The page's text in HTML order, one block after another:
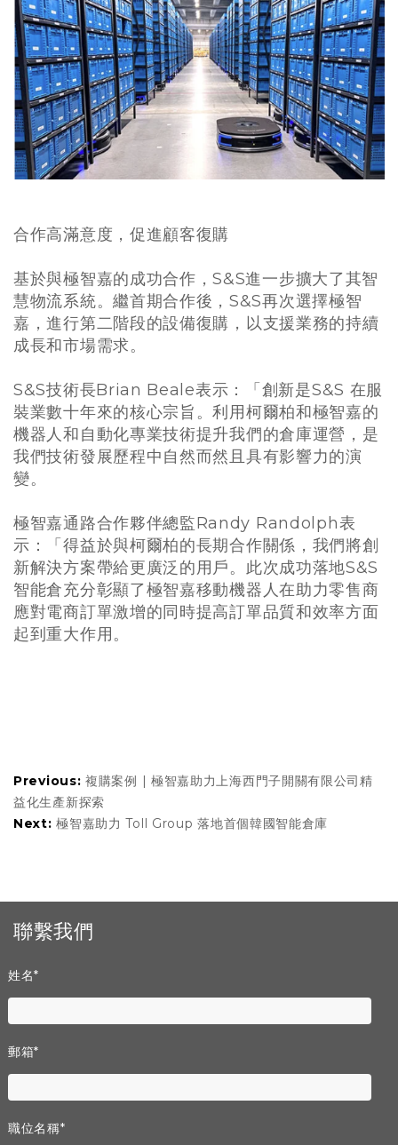
合作高滿意度，促進顧客復購
基於與極智嘉的成功合作，S&S進一步擴大了其智
慧物流系統。繼首期合作後，S&S再次選擇極智
嘉，進行第二階段的設備復購，以支援業務的持續
成長和市場需求。
S&S技術長Brian Beale表示：「創新是S&S 在服
裝業數十年來的核心宗旨。利用柯爾柏和極智嘉的
機器人和自動化專業技術提升我們的倉庫運營，是
我們技術發展歷程中自然而然且具有影響力的演
變。
極智嘉通路合作夥伴總監Randy Randolph表
示：「得益於與柯爾柏的長期合作關係，我們將創
新解決方案帶給更廣泛的用戶。此次成功落地S&S
智能倉充分彰顯了極智嘉移動機器人在助力零售商
應對電商訂單激增的同時提高訂單品質和效率方面
起到重大作用。
Previous: 複購案例 | 極智嘉助力上海西門子開關有限公司精
益化生產新探索
Next: 極智嘉助力 Toll Group 落地首個韓國智能倉庫
聯繫我們
姓名*
郵箱*
職位名稱*